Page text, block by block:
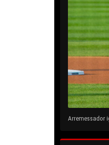
Arremessador